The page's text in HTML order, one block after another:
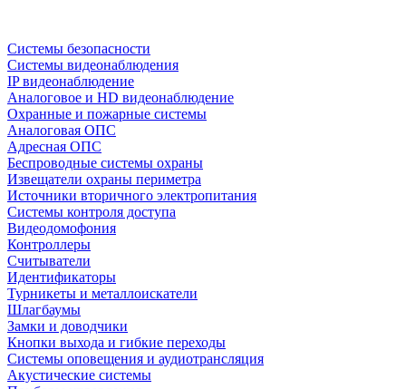
Системы безопасности
Системы видеонаблюдения
IP видеонаблюдение
Аналоговое и HD видеонаблюдение
Охранные и пожарные системы
Аналоговая ОПС
Адресная ОПС
Беспроводные системы охраны
Извещатели охраны периметра
Источники вторичного электропитания
Системы контроля доступа
Видеодомофония
Контроллеры
Считыватели
Идентификаторы
Турникеты и металлоискатели
Шлагбаумы
Замки и доводчики
Кнопки выхода и гибкие переходы
Системы оповещения и аудиотрансляция
Акустические системы